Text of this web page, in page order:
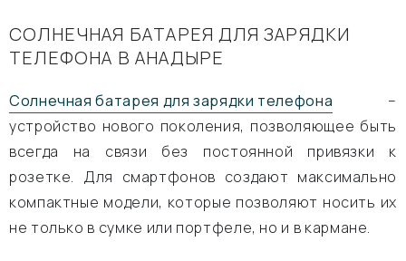
CОЛНЕЧНАЯ БАТАРЕЯ ДЛЯ ЗАРЯДКИ
ТЕЛЕФОНА В АНАДЫРЕ
Солнечная батарея для зарядки телефона
–
устройство нового поколения, позволяющее быть
всегда на связи без постоянной привязки к
розетке. Для смартфонов создают максимально
компактные модели, которые позволяют носить их
не только в сумке или портфеле, но и в кармане.